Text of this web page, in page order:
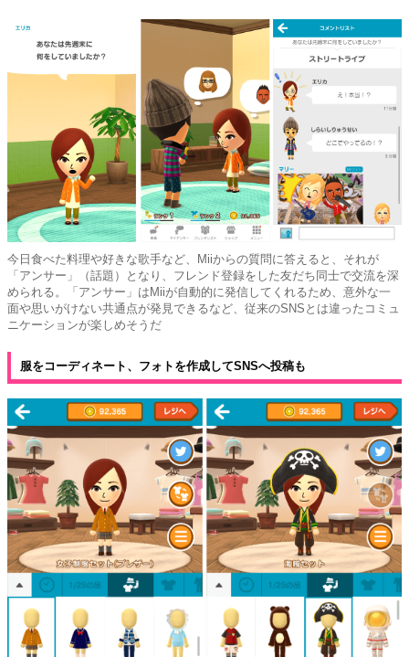
今日食べた料理や好きな歌手など、Miiからの質問に答えると、それが
「アンサー」（話題）となり、フレンド登録をした友だち同士で交流を深
められる。「アンサー」はMiiが自動的に発信してくれるため、意外な一
面や思いがけない共通点が発見できるなど、従来のSNSとは違ったコミュ
ニケーションが楽しめそうだ
服をコーディネート、フォトを作成してSNSへ投稿も